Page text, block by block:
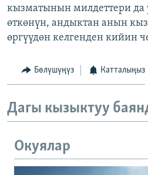
ЭЕ/АРнун бардык сайттары
кызматынын милдеттери да
өткөнүн, андыктан анын
өргүүдөн келгенден кийин
Бөлүшүңүз Катталыңыз
Дагы кызыктуу
Окуялар